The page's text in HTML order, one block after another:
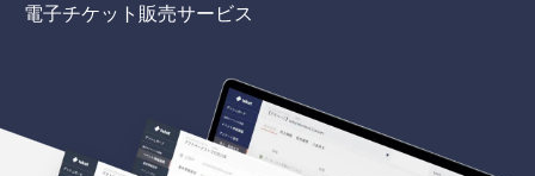
電子チケット販売サービス